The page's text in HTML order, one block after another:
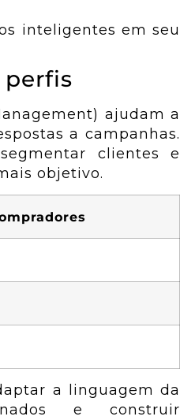
inteligentes em seu
ajudam a
a campanhas.
clientes e
objetivo.
a linguagem da
e construir